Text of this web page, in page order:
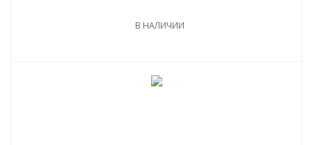
В НАЛИЧИИ